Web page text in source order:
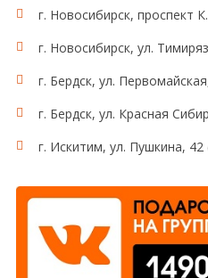
г. Новосибирск, проспект
г. Новосибирск, ул.
г. Бердск, ул.
г. Бердск, ул. Красная
г. Искитим, ул. Пушкина, 42